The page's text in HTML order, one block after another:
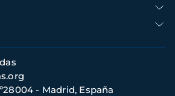
- Madrid, España